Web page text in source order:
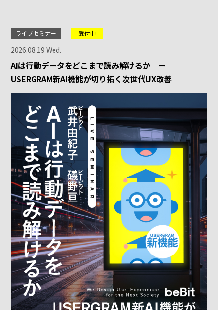
ライブセミナー 受付中
2026.08.19 Wed.
AIは行動データをどこまで読み解けるか ー
USERGRAM新AI機能が切り拓く次世代UX改善